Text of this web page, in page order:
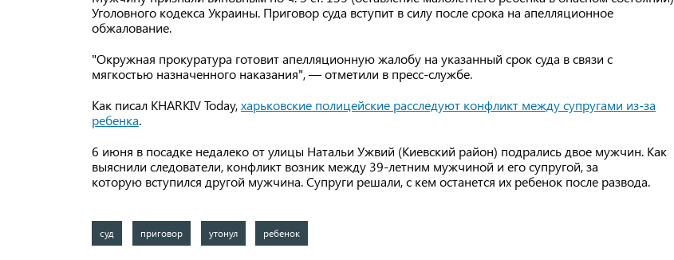
Уголовного кодекса Украины. Приговор суда вступит в силу после срока на апелляционное
обжалование.
"Окружная прокуратура готовит апелляционную жалобу на указанный срок суда в связи с
мягкостью назначенного наказания", — отметили в пресс-службе.
Как писал KHARKIV Today,харьковские полицейские расследуют конфликт между супругами из-за
ребенка.
6 июня в посадке недалеко от улицы Натальи Ужвий (Киевский район) подрались двое мужчин. Как
выяснили следователи, конфликт возник между 39-летним мужчиной и его супругой, за
которую вступился другой мужчина. Супруги решали, с кем останется их ребенок после развода.
суд приговор утонул ребенок